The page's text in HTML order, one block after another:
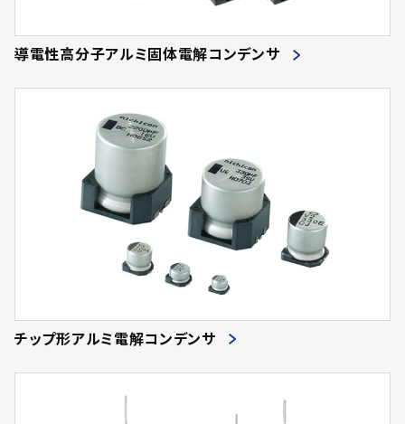
導電性高分子アルミ固体電解コンデンサ
チップ形アルミ電解コンデンサ